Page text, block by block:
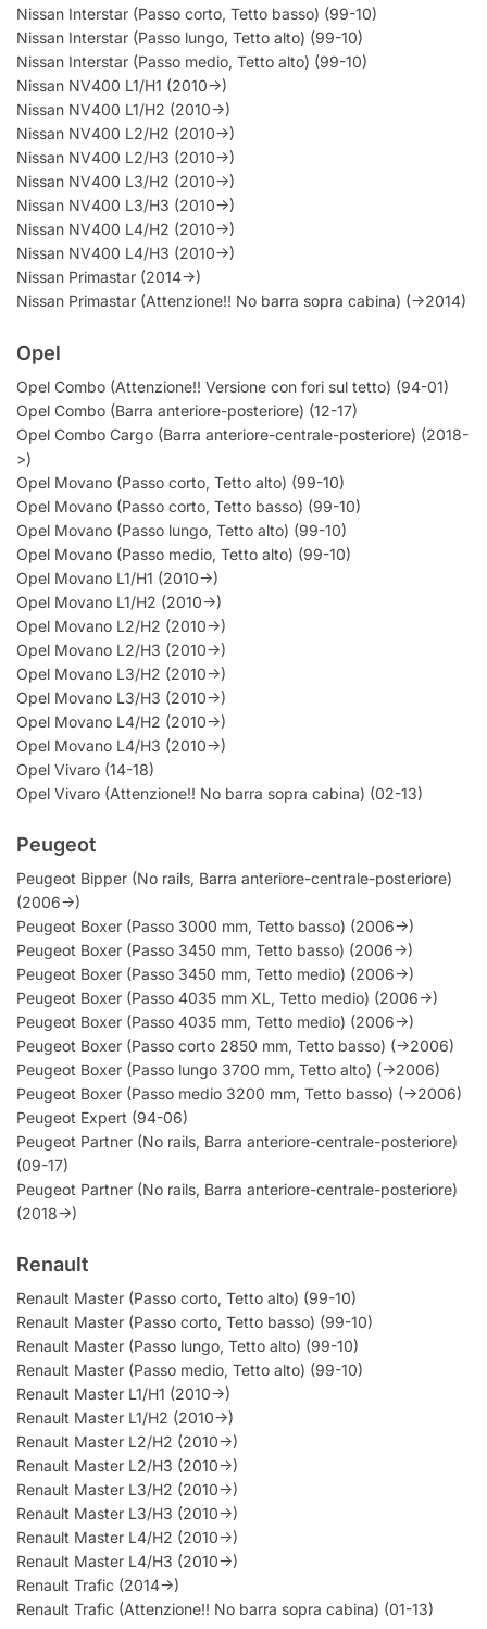
Nissan Interstar (Passo corto, Tetto basso) (99-10)
Nissan Interstar (Passo lungo, Tetto alto) (99-10)
Nissan Interstar (Passo medio, Tetto alto) (99-10)
Nissan NV400 L1/H1 (2010->)
Nissan NV400 L1/H2 (2010->)
Nissan NV400 L2/H2 (2010->)
Nissan NV400 L2/H3 (2010->)
Nissan NV400 L3/H2 (2010->)
Nissan NV400 L3/H3 (2010->)
Nissan NV400 L4/H2 (2010->)
Nissan NV400 L4/H3 (2010->)
Nissan Primastar (2014->)
Nissan Primastar (Attenzione!! No barra sopra cabina) (->2014)
Opel
Opel Combo (Attenzione!! Versione con fori sul tetto) (94-01)
Opel Combo (Barra anteriore-posteriore) (12-17)
Opel Combo Cargo (Barra anteriore-centrale-posteriore) (2018-
>)
Opel Movano (Passo corto, Tetto alto) (99-10)
Opel Movano (Passo corto, Tetto basso) (99-10)
Opel Movano (Passo lungo, Tetto alto) (99-10)
Opel Movano (Passo medio, Tetto alto) (99-10)
Opel Movano L1/H1 (2010->)
Opel Movano L1/H2 (2010->)
Opel Movano L2/H2 (2010->)
Opel Movano L2/H3 (2010->)
Opel Movano L3/H2 (2010->)
Opel Movano L3/H3 (2010->)
Opel Movano L4/H2 (2010->)
Opel Movano L4/H3 (2010->)
Opel Vivaro (14-18)
Opel Vivaro (Attenzione!! No barra sopra cabina) (02-13)
Peugeot
Peugeot Bipper (No rails, Barra anteriore-centrale-posteriore)
(2006->)
Peugeot Boxer (Passo 3000 mm, Tetto basso) (2006->)
Peugeot Boxer (Passo 3450 mm, Tetto basso) (2006->)
Peugeot Boxer (Passo 3450 mm, Tetto medio) (2006->)
Peugeot Boxer (Passo 4035 mm XL, Tetto medio) (2006->)
Peugeot Boxer (Passo 4035 mm, Tetto medio) (2006->)
Peugeot Boxer (Passo corto 2850 mm, Tetto basso) (->2006)
Peugeot Boxer (Passo lungo 3700 mm, Tetto alto) (->2006)
Peugeot Boxer (Passo medio 3200 mm, Tetto basso) (->2006)
Peugeot Expert (94-06)
Peugeot Partner (No rails, Barra anteriore-centrale-posteriore)
(09-17)
Peugeot Partner (No rails, Barra anteriore-centrale-posteriore)
(2018->)
Renault
Renault Master (Passo corto, Tetto alto) (99-10)
Renault Master (Passo corto, Tetto basso) (99-10)
Renault Master (Passo lungo, Tetto alto) (99-10)
Renault Master (Passo medio, Tetto alto) (99-10)
Renault Master L1/H1 (2010->)
Renault Master L1/H2 (2010->)
Renault Master L2/H2 (2010->)
Renault Master L2/H3 (2010->)
Renault Master L3/H2 (2010->)
Renault Master L3/H3 (2010->)
Renault Master L4/H2 (2010->)
Renault Master L4/H3 (2010->)
Renault Trafic (2014->)
Renault Trafic (Attenzione!! No barra sopra cabina) (01-13)